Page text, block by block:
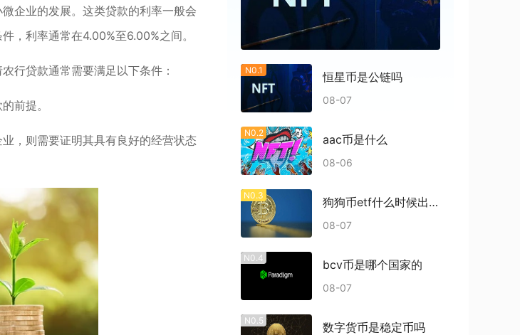
企业的发展。这类贷款的利率一般会
，利率通常在4.00%至6.00%之间。
行贷款通常需要满足以下条件：
前提。
，则需要证明其具有良好的经营状态
N0.1 恒星币是公链吗
08-07
N0.2 aac币是什么
08-06
N0.3 狗狗币etf什么时候出结果
08-07
N0.4 bcv币是哪个国家的
08-07
N0.5 数字货币是稳定币吗